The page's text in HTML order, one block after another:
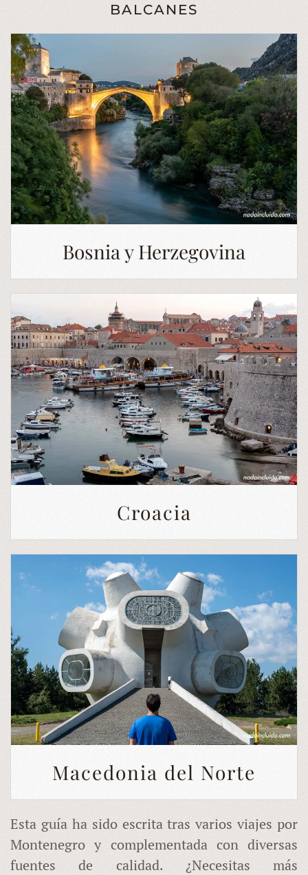
BALCANES
Bosnia y Herzegovina
Croacia
Macedonia del Norte
Esta guía ha sido escrita tras varios viajes por
Montenegro y complementada con diversas
fuentes de calidad. ¿Necesitas más